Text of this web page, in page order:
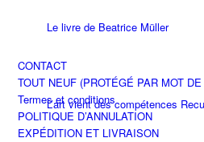
Le livre de Beatrice Müller
L’art vient des compétences
CONTACT
TOUT NEUF (PROTÉGÉ PAR MOT
Termes et conditions
POLITIQUE D’ANNULATION
EXPÉDITION ET LIVRAISON